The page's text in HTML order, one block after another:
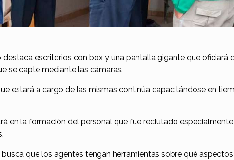
destaca escritorios con box y una pantalla gigante que oficiará
se capte mediante las cámaras.
estará a cargo de las mismas continúa capacitándose en
en la formación del personal que fue reclutado especialmente
que los agentes tengan herramientas sobre qué